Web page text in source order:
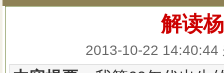
解读
2013-10-22 14:40:44